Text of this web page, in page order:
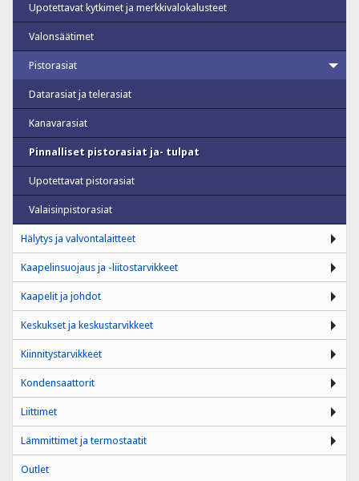
Upotettavat kytkimet ja merkkivalokalusteet
Valonsäätimet
Pistorasiat
Datarasiat ja telerasiat
Kanavarasiat
Pinnalliset pistorasiat ja- tulpat
Upotettavat pistorasiat
Valaisinpistorasiat
Hälytys ja valvontalaitteet
Kaapelinsuojaus ja -liitostarvikkeet
Kaapelit ja johdot
Keskukset ja keskustarvikkeet
Kiinnitystarvikkeet
Kondensaattorit
Liittimet
Lämmittimet ja termostaatit
Outlet